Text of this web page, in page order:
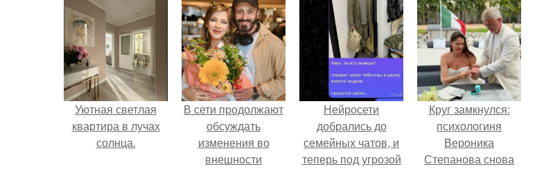
сохнет штукатурка в
зависимости от
вида смеси и
материала
основания
семьей.
готической
стилистике.
Уютная светлая
квартира в лучах
солнца.
В сети продолжают
обсуждать
изменения во
внешности
Нейросети
добрались до
семейных чатов, и
теперь под угрозой
Круг замкнулся:
психологиня
Вероника
Степанова снова